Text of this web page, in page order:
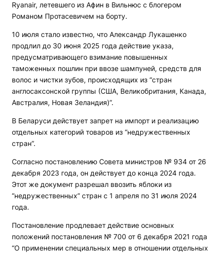
Ryanair, летевшего из Афин в Вильнюс с блогером
Романом Протасевичем на борту.
10 июля стало известно, что Александр Лукашенко
продлил до 30 июня 2025 года действие указа,
предусматривающего взимание повышенных
таможенных пошлин при ввозе шампуней, средств для
волос и чистки зубов, происходящих из “стран
англосаксонской группы (США, Великобритания, Канада,
Австралия, Новая Зеландия)”.
В Беларуси действует запрет на импорт и реализацию
отдельных категорий товаров из “недружественных
стран”.
Согласно постановлению Совета министров № 934 от 26
декабря 2023 года, он действует до конца 2024 года.
Этот же документ разрешал ввозить яблоки из
“недружественных” стран с 1 апреля по 31 июля 2024
года.
Постановление продлевает действие основных
положений постановления № 700 от 6 декабря 2021 года
“О применении специальных мер в отношении отдельных